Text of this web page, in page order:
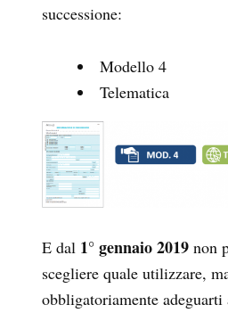
successione:
Modello 4
Telematica
E dal 1° gennaio 2019 non
scegliere quale utilizzare,
obbligatoriamente